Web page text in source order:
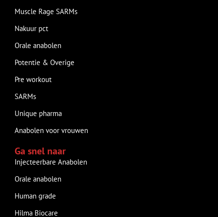
Muscle Rage SARMs
Nakuur pct
Orale anabolen
Potentie & Overige
Pre workout
SARMs
Unique pharma
Anabolen voor vrouwen
Ga snel naar
Injecteerbare Anabolen
Orale anabolen
Human grade
Hilma Biocare